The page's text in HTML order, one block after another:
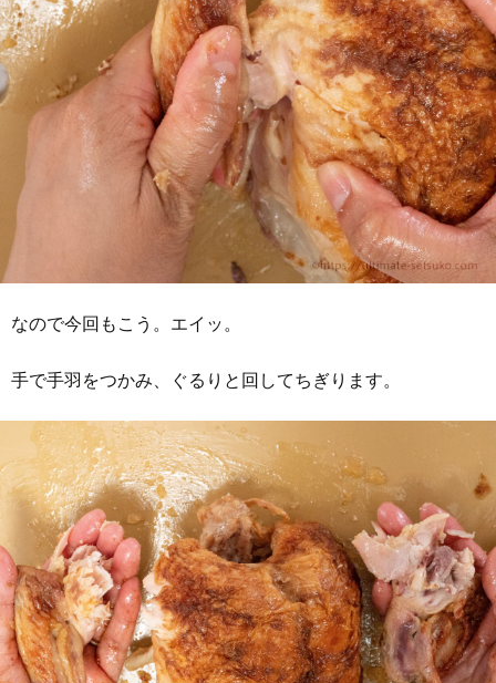
なので今回もこう。エイッ。
手で手羽をつかみ、ぐるりと回してちぎります。